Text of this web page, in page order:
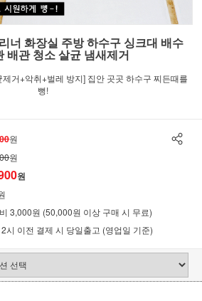
너 화장실 주방 하수구 싱크대 배수
배관 청소 살균 냄새제거
거+악취+벌레 방지] 집안 곳곳 하수구 찌든때를
뻥!
원
원
원
3,000원 (50,000원 이상 구매 시 무료)
2시 이전 결제 시 당일출고 (영업일 기준)